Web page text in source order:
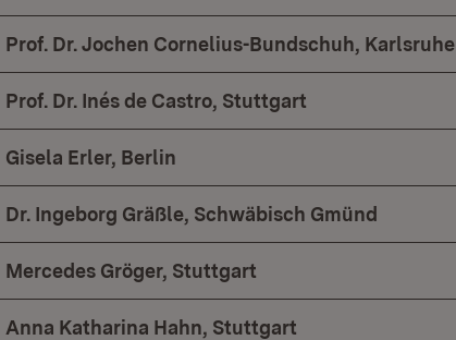
Prof. Dr. Jochen Cornelius-Bundschuh, Karlsruhe
Prof. Dr. Inés de Castro, Stuttgart
Gisela Erler, Berlin
Dr. Ingeborg Gräßle, Schwäbisch Gmünd
Mercedes Gröger, Stuttgart
Anna Katharina Hahn, Stuttgart